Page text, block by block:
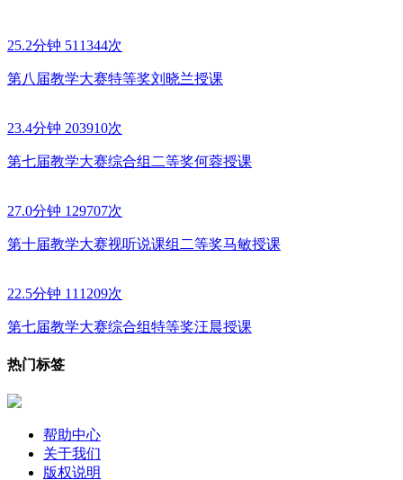
25.2分钟 511344次
第八届教学大赛特等奖刘晓兰授课
23.4分钟 203910次
第七届教学大赛综合组二等奖何蓉授课
27.0分钟 129707次
第十届教学大赛视听说课组二等奖马敏授课
22.5分钟 111209次
第七届教学大赛综合组特等奖汪晨授课
热门标签
帮助中心
关于我们
版权说明